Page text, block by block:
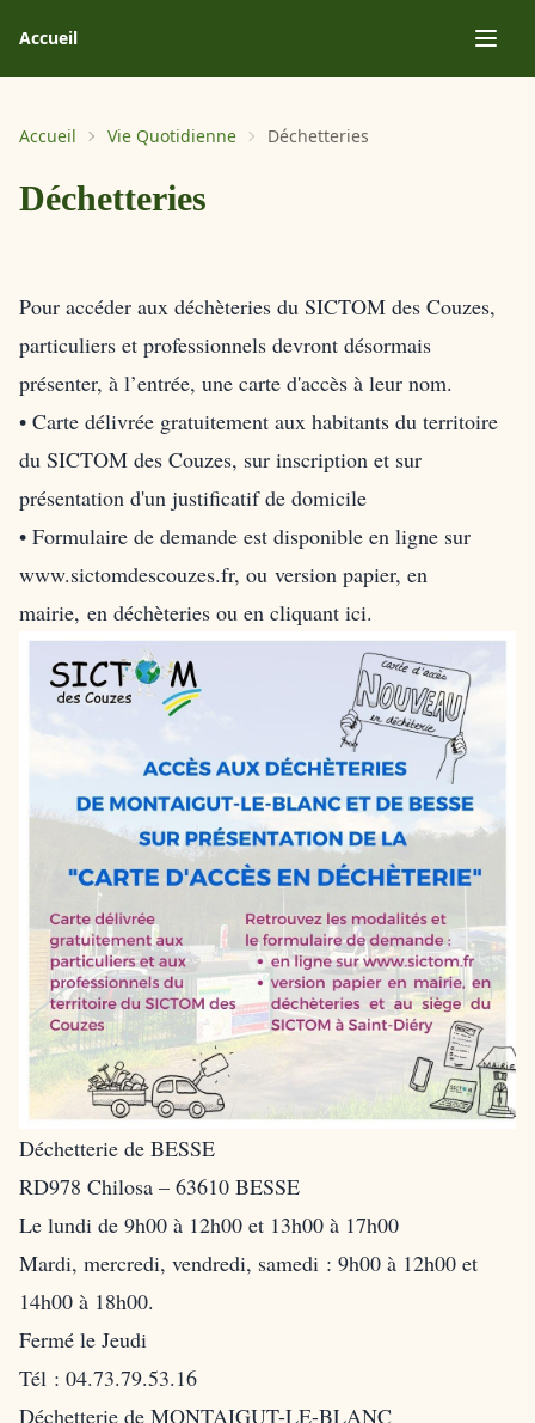
Accueil
Accueil Vie Quotidienne Déchetteries
Déchetteries
Pour accéder aux déchèteries du SICTOM des Couzes,
particuliers et professionnels devront désormais
présenter, à l’entrée, une carte d'accès à leur nom.
• Carte délivrée gratuitement aux habitants du territoire
du SICTOM des Couzes, sur inscription et sur
présentation d'un justificatif de domicile
• Formulaire de demande est disponible en ligne sur
www.sictomdescouzes.fr, ou version papier, en
mairie, en déchèteries ou en cliquant ici.
Déchetterie de BESSE
RD978 Chilosa – 63610 BESSE
Le lundi de 9h00 à 12h00 et 13h00 à 17h00
Mardi, mercredi, vendredi, samedi : 9h00 à 12h00 et
14h00 à 18h00.
Fermé le Jeudi
Tél : 04.73.79.53.16
Déchetterie de MONTAIGUT-LE-BLANC